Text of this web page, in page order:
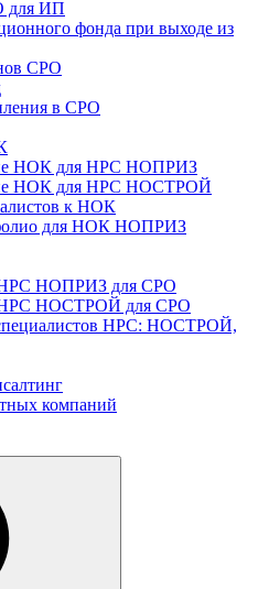
для ИП
фонда при выходе из
СРО
в СРО
НОК для НРС НОПРИЗ
НОК для НРС НОСТРОЙ
к НОК
для НОК НОПРИЗ
НРС НОПРИЗ для СРО
НРС НОСТРОЙ для СРО
специалистов НРС: НОСТРОЙ,
компаний